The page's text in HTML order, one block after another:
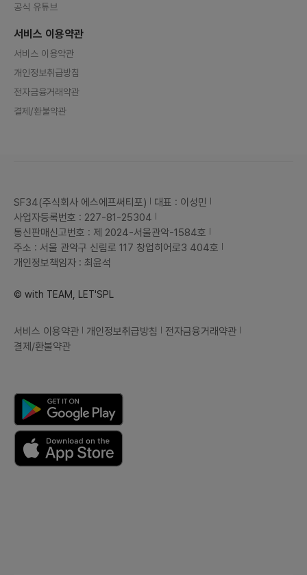
공식 유튜브
서비스 이용약관
서비스 이용약관
개인정보취급방침
전자금융거래약관
결제/환불약관
SF34(주식회사 에스에프써티포)
대표 : 이성민
사업자등록번호 : 227-81-25304
통신판매신고번호 : 제 2024-서울관악-1584호
주소 : 서울 관악구 신림로 117 창업히어로3 404호
개인정보책임자 : 최윤석
© with TEAM, LET'SPL
서비스 이용약관 개인정보취급방침
전자금융거래약관
결제/환불약관